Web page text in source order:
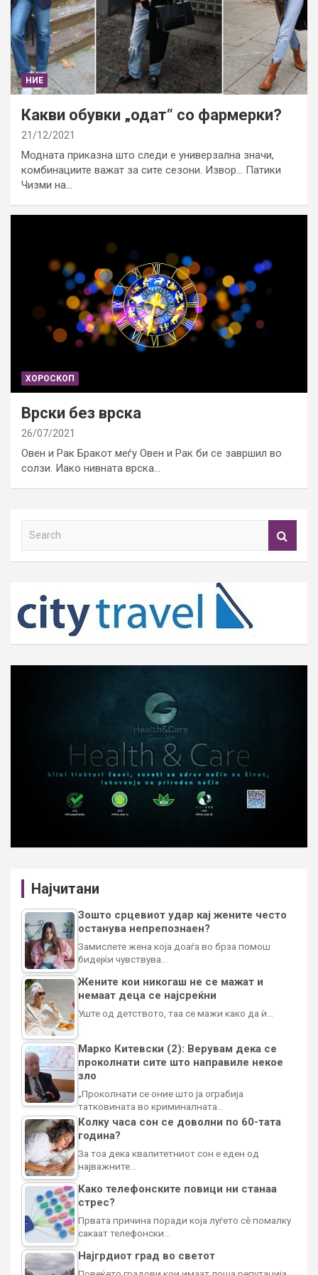
НИЕ
Какви обувки „одат“ со фармерки?
21/12/2021
Модната приказна што следи е универзална значи,
комбинациите важат за сите сезони. Извор… Патики
Чизми на…
ХОРОСКОП
Врски без врска
26/07/2021
Овен и Рак Бракот меѓу Овен и Рак би се завршил во
солзи. Иако нивната врска…
h
Најчитани
Зошто срцевиот удар кај жените често
останува непрепознаен?
Замислете жена која доаѓа во брза помош
бидејќи чувствува…
Жените кои никогаш не се мажат и
немаат деца се најсреќни
Уште од детството, таа се мажи како да ѝ…
Марко Китевски (2): Верувам дека се
проколнати сите што направиле некое
зло
„Проколнати се оние што ја ограбија
татковината во криминалната…
Колку часа сон се доволни по 60-тата
година?
За тоа дека квалитетниот сон е еден од
најважните…
Како телефонските повици ни станаа
стрес?
Првата причина поради која луѓето сè помалку
сакаат телефонски…
Најгрдиот град во светот